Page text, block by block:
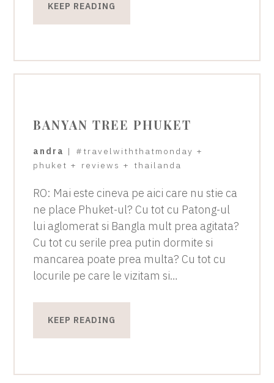
KEEP READING
BANYAN TREE PHUKET
andra | #travelwiththatmonday +
phuket + reviews + thailanda
RO: Mai este cineva pe aici care nu stie ca
ne place Phuket-ul? Cu tot cu Patong-ul
lui aglomerat si Bangla mult prea agitata?
Cu tot cu serile prea putin dormite si
mancarea poate prea multa? Cu tot cu
locurile pe care le vizitam si…
KEEP READING